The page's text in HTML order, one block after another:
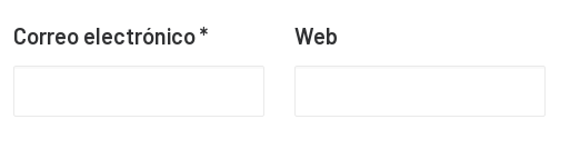
Correo electrónico* Web